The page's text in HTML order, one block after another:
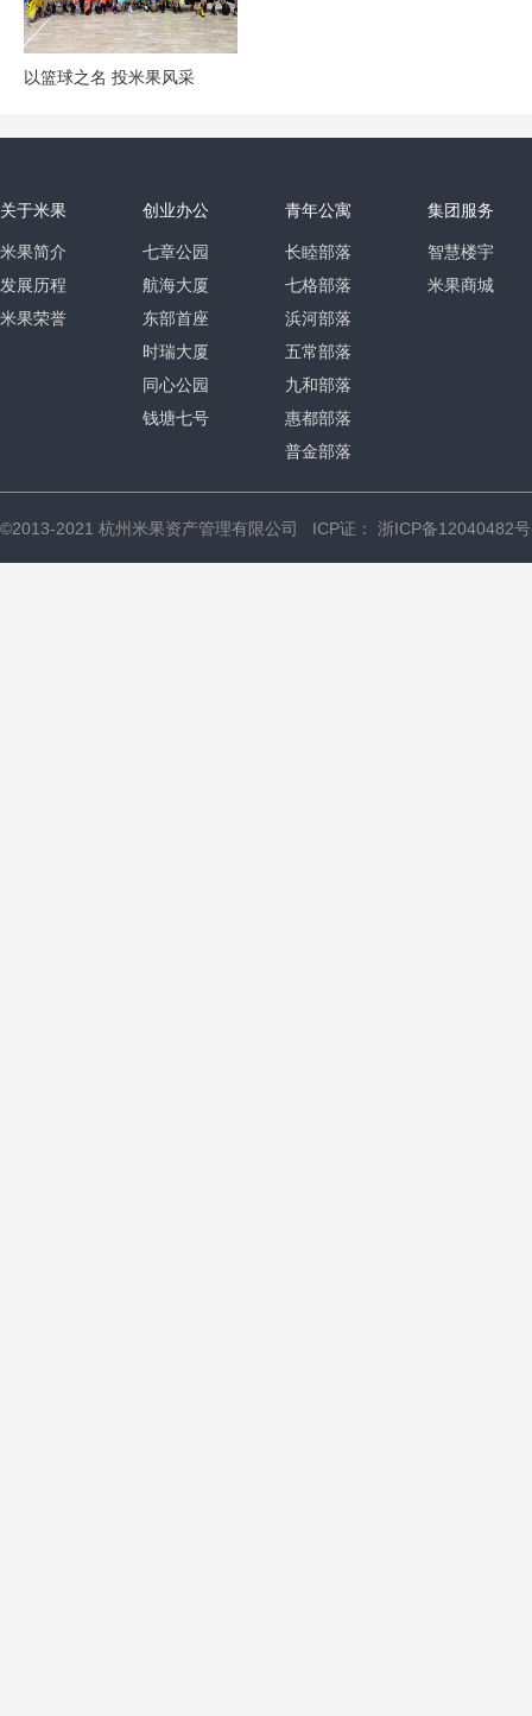
以篮球之名 投米果风采
关于米果
米果简介
发展历程
米果荣誉
创业办公
七章公园
航海大厦
东部首座
时瑞大厦
同心公园
钱塘七号
青年公寓
长睦部落
七格部落
浜河部落
五常部落
九和部落
惠都部落
普金部落
集团服务
智慧楼宇
米果商城
©2013-2021 杭州米果资产管理有限公司 ICP证： 浙ICP备12040482